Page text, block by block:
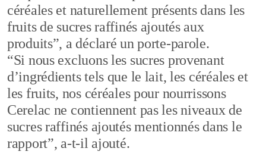
céréales et naturellement présents dans les
fruits de sucres raffinés ajoutés aux
produits”, a déclaré un porte-parole.
“Si nous excluons les sucres provenant
d’ingrédients tels que le lait, les céréales et
les fruits, nos céréales pour nourrissons
Cerelac ne contiennent pas les niveaux de
sucres raffinés ajoutés mentionnés dans le
rapport”, a-t-il ajouté.